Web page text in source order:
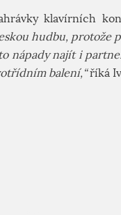
klavírních
hudbu, protože
nápady najít i
balení,“říká